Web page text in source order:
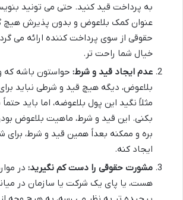
به پرداخت قید کنید. حتی می تونید
عنوان کمک بلاعوض و بدون پذیرش هیچ
حقوقی از سوی پرداخت کننده ارائه می
خیال شما راحت تر.
عدم ایجاد قید و شرط: حواستون باشه که
بلاعوض، دیگه هیچ قید و شرطی نباید
مثلاً نگید این پول بلاعوضه، اما باید
بکنی. این قید و شرط، ماهیت بلاعوض
بره و ممکنه بعداً همین قید و شرط، برای
ایجاد کنه.
مشورت حقوقی را دست کم نگیرید: در
هست، یا پای یک شرکت یا سازمان در